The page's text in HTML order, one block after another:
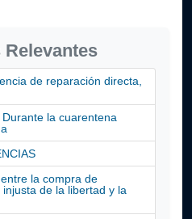
de reparación directa,
la cuarentena
la compra de
de la libertad y la